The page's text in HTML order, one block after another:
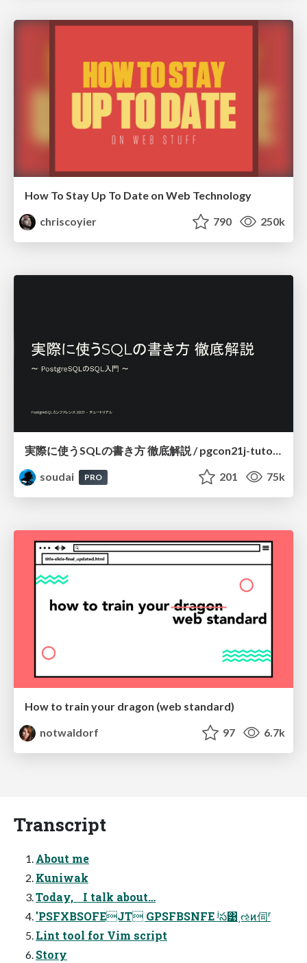
How To Stay Up To Date on Web Technology
chriscoyier
790 250k
実際に使うSQLの書き方 徹底解説 / pgcon21j-tutorial
soudai
PRO 201 75k
How to train your dragon (web standard)
notwaldorf
97 6.7k
Transcript
About me
Kuniwak
Today, I talk about…
'PSFXBSOFEJT GPSFBSNFE ʲస͹͵ઌͷ伺ʳ
Lint tool for Vim script
Story